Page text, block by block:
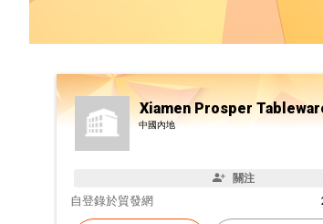
Xiamen Prosper
中國內地
關注
自登錄於貿發網